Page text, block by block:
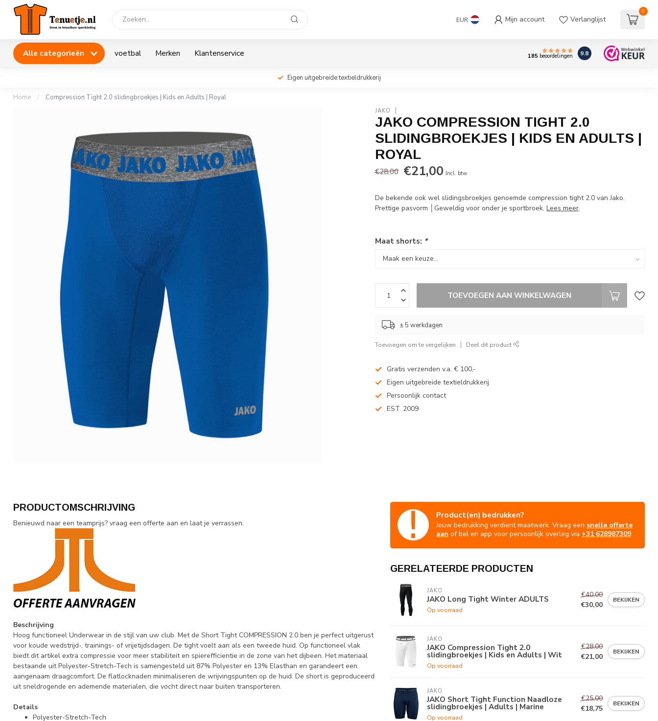
EUR Mijn account Verlanglijst
0
Alle categorieën voetbal Merken Klantenservice 185 beoordelingen 9.8
Eigen uitgebreide textieldrukkerij
Home / Compression Tight 2.0 slidingbroekjes | Kids en Adults | Royal
JAKO
JAKO COMPRESSION TIGHT 2.0
SLIDINGBROEKJES | KIDS EN ADULTS |
ROYAL
€28,00 €21,00 Incl. btw
De bekende ook wel slidingsbroekjes genoemde compression tight 2.0 van Jako.
Prettige pasvorm │Geweldig voor onder je sportbroek.Lees meer.
Maat shorts: *
TOEVOEGEN AAN WINKELWAGEN
± 5 werkdagen
Toevoegen om te vergelijken Deel dit product
Gratis verzenden v.a. € 100,-
Eigen uitgebreide textieldrukkerij
Persoonlijk contact
EST. 2009
PRODUCTOMSCHRIJVING
Benieuwd naar een teamprijs? vraag een offerte aan en laat je verrassen.
Beschrijving
Hoog functioneel Underwear in de stijl van uw club. Met de Short Tight COMPRESSION 2.0 ben je perfect uitgerust
voor koude wedstrijd-, trainings- of vrijetijdsdagen. De tight voelt aan als een tweede huid. Op functioneel vlak
biedt dit artikel extra compressie voor meer stabiliteit en spierefficientie in de zone van het dijbeen. Het materiaal
bestaande uit Polyester-Stretch-Tech is samengesteld uit 87% Polyester en 13% Elasthan en garandeert een
aangenaam draagcomfort. De flatlocknaden minimaliseren de wrijvingspunten op de huid. De short is geproduceerd
uit sneldrogende en ademende materialen, die vocht direct naar buiten transporteren.
Details
Polyester-Stretch-Tech
Product(en) bedrukken?
Jouw bedrukking verdient maatwerk. Vraag een snelle offerte
aan of bel en app voor persoonlijk overleg via +31 628987309.
GERELATEERDE PRODUCTEN
JAKO
JAKO Long Tight Winter ADULTS
Op voorraad
€40,00
€30,00
BEKIJKEN
JAKO
JAKO Compression Tight 2.0
slidingbroekjes | Kids en Adults | Wit
Op voorraad
€28,00
€21,00
BEKIJKEN
JAKO
JAKO Short Tight Function Naadloze
slidingbroekjes | Adults | Marine
Op voorraad
€25,00
€18,75
BEKIJKEN